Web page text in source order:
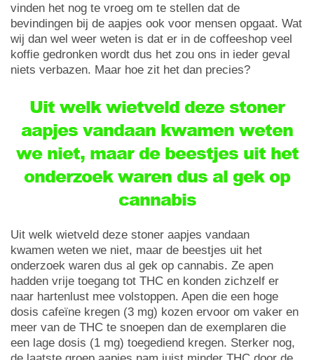
vinden het nog te vroeg om te stellen dat de
bevindingen bij de aapjes ook voor mensen opgaat. Wat
wij dan wel weer weten is dat er in de coffeeshop veel
koffie gedronken wordt dus het zou ons in ieder geval
niets verbazen. Maar hoe zit het dan precies?
Uit welk wietveld deze stoner
aapjes vandaan kwamen weten
we niet, maar de beestjes uit het
onderzoek waren dus al gek op
cannabis
Uit welk wietveld deze stoner aapjes vandaan
kwamen weten we niet, maar de beestjes uit het
onderzoek waren dus al gek op cannabis. Ze apen
hadden vrije toegang tot THC en konden zichzelf er
naar hartenlust mee volstoppen. Apen die een hoge
dosis cafeïne kregen (3 mg) kozen ervoor om vaker en
meer van de THC te snoepen dan de exemplaren die
een lage dosis (1 mg) toegediend kregen. Sterker nog,